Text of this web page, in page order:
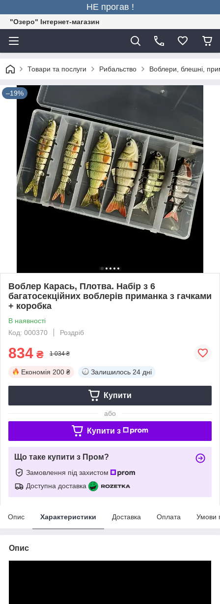
НЕ прогав !
"Озеро" Інтернет-магазин
Товари та послуги Рибальство Воблери, блешні,
–19%
Воблер Карась, Плотва. Набір з 6
багатосекційних воблерів приманка з гачками
+ коробка
В наявності
Код: 000370
Роздріб
834 ₴ 1 034 ₴
Економія 200 ₴ Залишилось 24 дні
Купити
або
Купити з
Що таке купити з Пром?
Замовлення під захистом
Доступна доставка
Опис Характеристики Доставка Оплата Умови
Опис